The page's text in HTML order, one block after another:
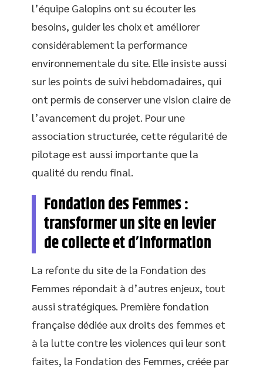
l’équipe Galopins ont su écouter les
besoins, guider les choix et améliorer
considérablement la performance
environnementale du site. Elle insiste aussi
sur les points de suivi hebdomadaires, qui
ont permis de conserver une vision claire de
l’avancement du projet. Pour une
association structurée, cette régularité de
pilotage est aussi importante que la
qualité du rendu final.
Fondation des Femmes :
transformer un site en levier
de collecte et d’information
La refonte du site de la Fondation des
Femmes répondait à d’autres enjeux, tout
aussi stratégiques. Première fondation
française dédiée aux droits des femmes et
à la lutte contre les violences qui leur sont
faites, la Fondation des Femmes, créée par